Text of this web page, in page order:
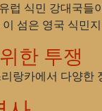
럽 식민 강대국들
섬은 영국 식민
한 투쟁
랑카에서 다양한